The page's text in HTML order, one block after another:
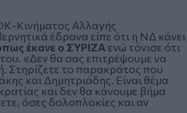
Κινήματος Αλλαγής
έδρανα είπε ότι η ΝΔ κάνει
έκανε ο ΣΥΡΙΖΑ ενώ τόνισε ότι
του. «Δεν θα σας επιτρέψουμε να
Στηρίζετε το παρακράτος που
και Δημητριάδης. Είναι θέμα
και δεν θα κάνουμε βήμα
όσες δολοπλοκίες και αν